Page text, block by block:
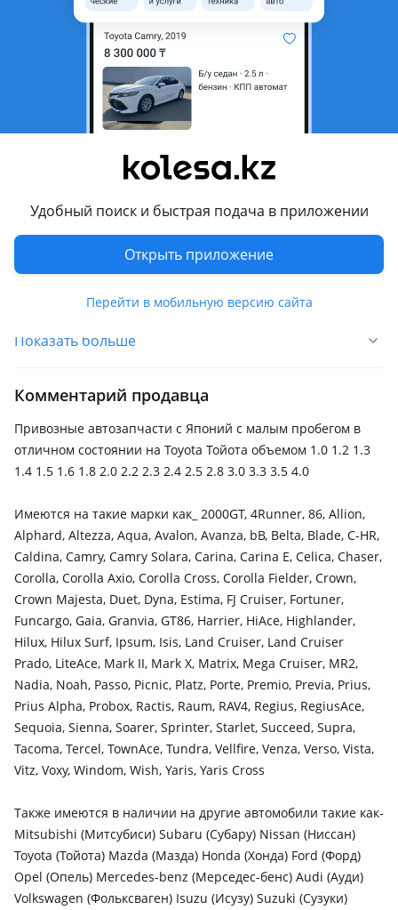
Удобный поиск и быстрая подача в приложении
Открыть приложение
Перейти в мобильную версию сайта
Оригинальность
Возможна рассрочка или
Да
Подходит на авто
Toyota Caldina
Toyota Carina ED
Toyota Celica
Toyota Ipsum
Toyota Previa
Toyota Vista
Toyota Carina E
Показать больше
Комментарий продавца
Привозные автозапчасти с Японий с малым пробегом в
отличном состоянии на Toyota Тойота объемом 1.0 1.2 1.3
1.4 1.5 1.6 1.8 2.0 2.2 2.3 2.4 2.5 2.8 3.0 3.3 3.5 4.0
Имеются на такие марки как_ 2000GT, 4Runner, 86, Allion,
Alphard, Altezza, Aqua, Avalon, Avanza, bB, Belta, Blade, C-HR,
Caldina, Camry, Camry Solara, Carina, Carina E, Celica, Chaser,
Corolla, Corolla Axio, Corolla Cross, Corolla Fielder, Crown,
Crown Majesta, Duet, Dyna, Estima, FJ Cruiser, Fortuner,
Funcargo, Gaia, Granvia, GT86, Harrier, HiAce, Highlander,
Hilux, Hilux Surf, Ipsum, Isis, Land Cruiser, Land Cruiser
Prado, LiteAce, Mark II, Mark X, Matrix, Mega Cruiser, MR2,
Nadia, Noah, Passo, Picnic, Platz, Porte, Premio, Previa, Prius,
Prius Alpha, Probox, Ractis, Raum, RAV4, Regius, RegiusAce,
Sequoia, Sienna, Soarer, Sprinter, Starlet, Succeed, Supra,
Tacoma, Tercel, TownAce, Tundra, Vellfire, Venza, Verso, Vista,
Vitz, Voxy, Windom, Wish, Yaris, Yaris Cross
Также имеются в наличии на другие автомобили такие как-
Mitsubishi (Митсубиси) Subaru (Субару) Nissan (Ниссан)
Toyota (Тойота) Mazda (Мазда) Honda (Хонда) Ford (Форд)
Opel (Опель) Mercedes-benz (Мерседес-бенс) Audi (Ауди)
Volkswagen (Фольксваген) Isuzu (Исузу) Suzuki (Сузуки)